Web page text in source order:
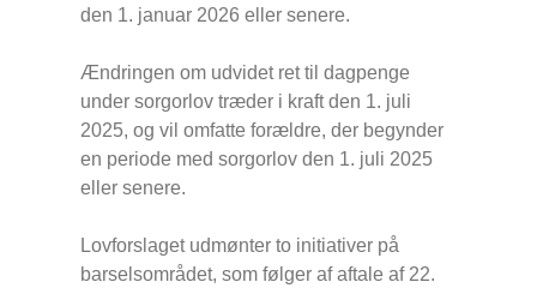
den 1. januar 2026 eller senere.
Ændringen om udvidet ret til dagpenge
under sorgorlov træder i kraft den 1. juli
2025, og vil omfatte forældre, der begynder
en periode med sorgorlov den 1. juli 2025
eller senere.
Lovforslaget udmønter to initiativer på
barselsområdet, som følger af aftale af 22.